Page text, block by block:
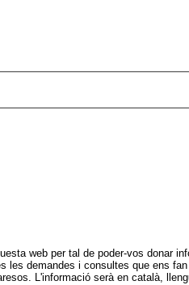
web per tal de poder-vos donar
les demandes i consultes que ens
L'informació serà en català,